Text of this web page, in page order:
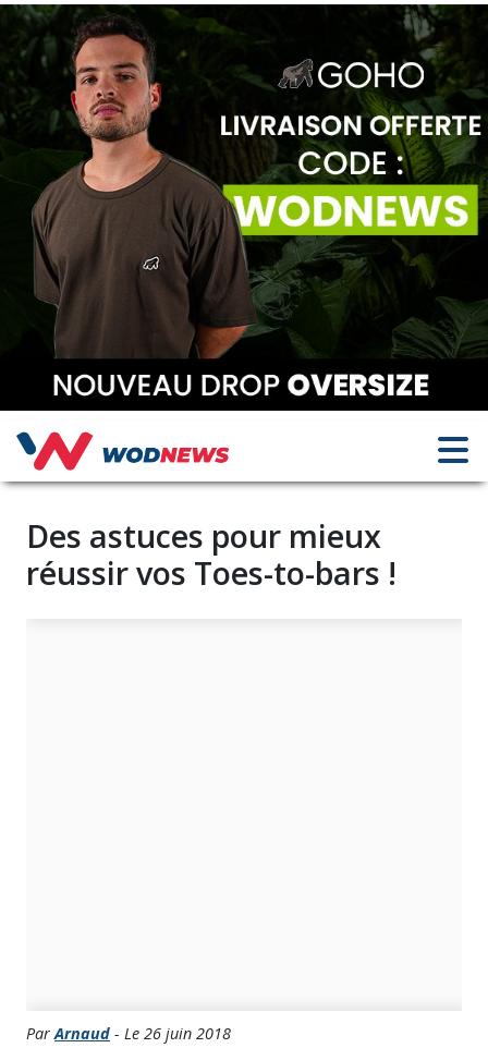
Des astuces pour mieux
réussir vos Toes-to-bars !
ParArnaud - Le 26 juin 2018